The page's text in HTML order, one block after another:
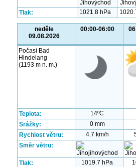
Tlak: 1021.8 hPa
neděle
09.08.2026
00:00-06:00
Počasí Bad
Hindelang
(1193 m n. m.)
Teplota: 14ºC
Srážky:
0 mm
Rychlost větru:
4.7 km/h
Směr větru:
Tlak: 1019.7 hPa